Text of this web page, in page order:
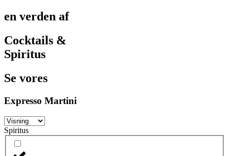
en verden af
Cocktails &
Spiritus
Se vores
Expresso Martini
Spiritus